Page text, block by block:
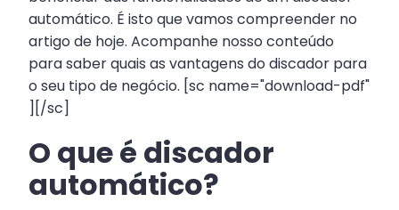
automático. É isto que vamos compreender no
artigo de hoje. Acompanhe nosso conteúdo
para saber quais as vantagens do discador para
o seu tipo de negócio. [sc name="download-pdf"
][/sc]
O que é discador
automático?